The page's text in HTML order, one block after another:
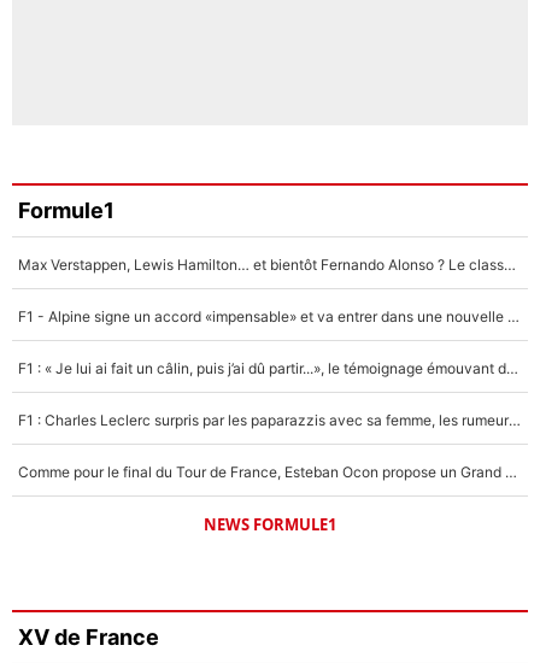
Formule1
Max Verstappen, Lewis Hamilton… et bientôt Fernando Alonso ? Le classement des pilotes les mieux payés en Formule 1 risque de changer !
F1 - Alpine signe un accord «impensable» et va entrer dans une nouvelle dimension : Grande nouvelle pour Pierre Gasly !
F1 : « Je lui ai fait un câlin, puis j’ai dû partir...», le témoignage émouvant de Max Verstappen sur sa fille
F1 : Charles Leclerc surpris par les paparazzis avec sa femme, les rumeurs étaient vraies !
Comme pour le final du Tour de France, Esteban Ocon propose un Grand Prix de Formule 1 à Paris : «Autour de l’Arc de Triomphe, ce serait génial» !
NEWS FORMULE1
XV de France